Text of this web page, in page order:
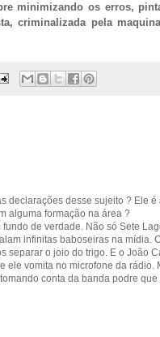
minimizando os erros,
criminalizada pela
declarações desse sujeito ? Ele
alguma formação na área ?
de verdade. Não só Sete
infinitas baboseiras na mídia.
separar o joio do trigo. E o João
ele vomita no microfone da rádio.
conta da banda podre